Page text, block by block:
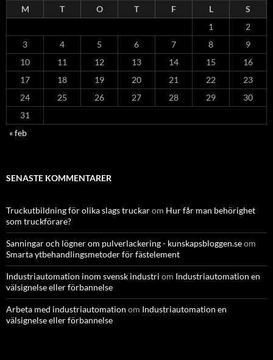
M T O T F L
S
1
2
3
4 5 6 7 8
9
10
11 12 13 14 15
16
17
18 19 20 21 22
23
24
25 26 27 28 29
30
31
« feb
SENASTE KOMMENTARER
Truckutbildning för olika slags truckarom Hur får man behörighet
som truckförare?
Sanningar och lögner om pulverlackering - kunskapsbloggen.seom
Smarta ytbehandlingsmetoder för fästelement
Industriautomation inom svensk industri om Industriautomation en
välsignelse eller förbannelse
Arbeta med industriautomation om Industriautomation en
välsignelse eller förbannelse